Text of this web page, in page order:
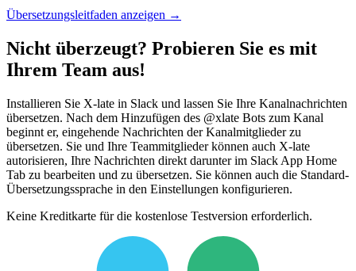
Übersetzungsleitfaden anzeigen →
Nicht überzeugt? Probieren Sie es mit
Ihrem Team aus!
Installieren Sie X-late in Slack und lassen Sie Ihre Kanalnachrichten
übersetzen. Nach dem Hinzufügen des @xlate Bots zum Kanal
beginnt er, eingehende Nachrichten der Kanalmitglieder zu
übersetzen. Sie und Ihre Teammitglieder können auch X-late
autorisieren, Ihre Nachrichten direkt darunter im Slack App Home
Tab zu bearbeiten und zu übersetzen. Sie können auch die Standard-
Übersetzungssprache in den Einstellungen konfigurieren.
Keine Kreditkarte für die kostenlose Testversion erforderlich.